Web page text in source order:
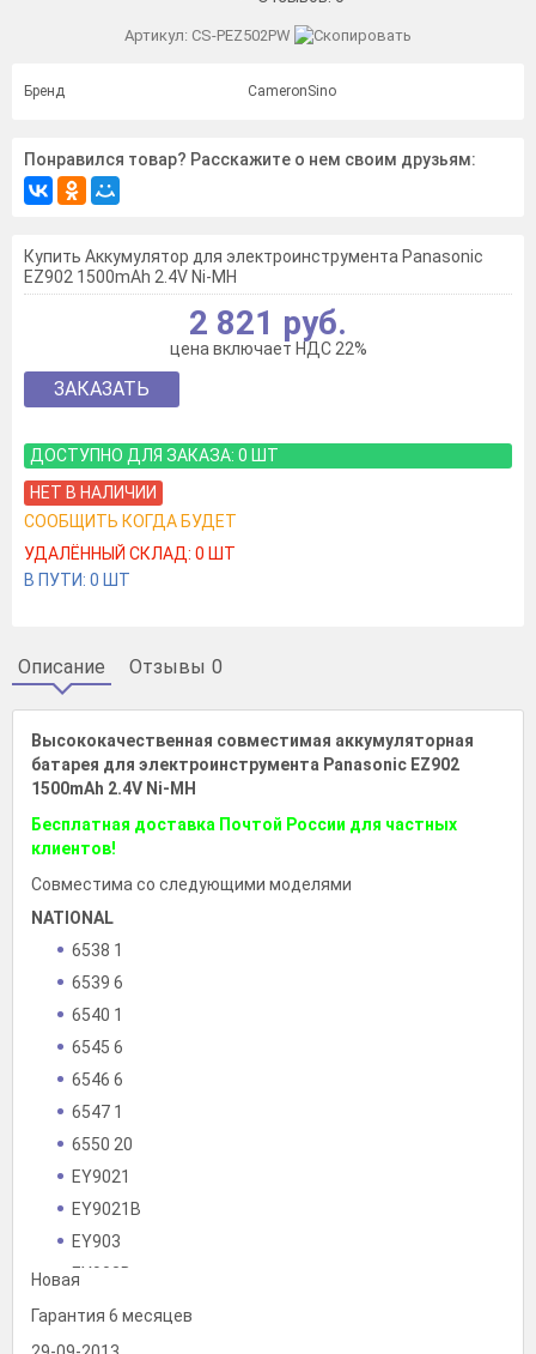
Артикул: CS-PEZ502PW
Бренд CameronSino
Понравился товар? Расскажите о нем своим друзьям:
Купить Аккумулятор для электроинструмента Panasonic
EZ902 1500mAh 2.4V Ni-MH
2 821 руб.
цена включает НДС 22%
ЗАКАЗАТЬ
ДОСТУПНО ДЛЯ ЗАКАЗА: 0 ШТ
НЕТ В НАЛИЧИИ
СООБЩИТЬ КОГДА БУДЕТ
УДАЛЁННЫЙ СКЛАД: 0 ШТ
В ПУТИ: 0 ШТ
Описание Отзывы 0
Высококачественная совместимая аккумуляторная
батарея для электроинструмента Panasonic EZ902
1500mAh 2.4V Ni-MH
Бесплатная доставка Почтой России для частных
клиентов!
Совместима со следующими моделями
NATIONAL
6538 1
6539 6
6540 1
6545 6
6546 6
6547 1
6550 20
EY9021
EY9021B
EY903
EY903B
EZ503
Новая
Гарантия 6 месяцев